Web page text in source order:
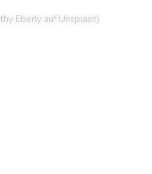
Eberly auf Unsplash)